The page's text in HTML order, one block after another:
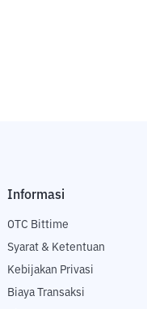
Informasi
OTC Bittime
Syarat & Ketentuan
Kebijakan Privasi
Biaya Transaksi